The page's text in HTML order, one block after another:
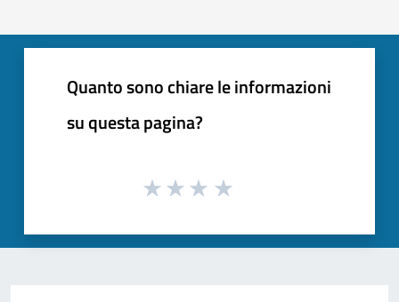
Quanto sono chiare le informazioni
su questa pagina?